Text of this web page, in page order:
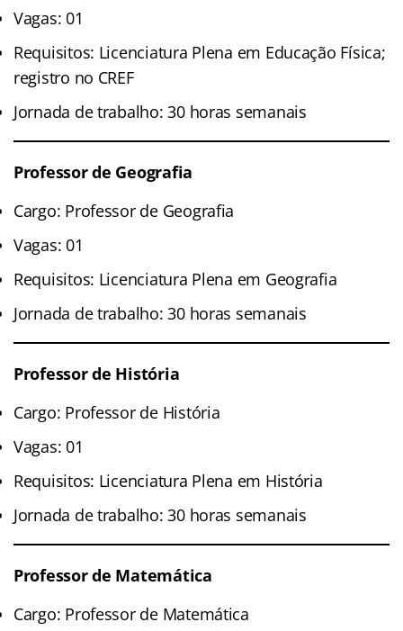
Vagas: 01
Requisitos: Licenciatura Plena em Educação Física;
registro no CREF
Jornada de trabalho: 30 horas semanais
Professor de Geografia
Cargo: Professor de Geografia
Vagas: 01
Requisitos: Licenciatura Plena em Geografia
Jornada de trabalho: 30 horas semanais
Professor de História
Cargo: Professor de História
Vagas: 01
Requisitos: Licenciatura Plena em História
Jornada de trabalho: 30 horas semanais
Professor de Matemática
Cargo: Professor de Matemática